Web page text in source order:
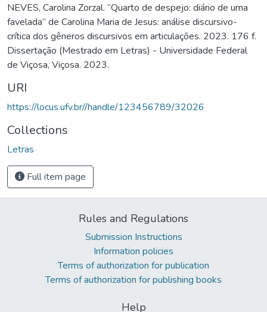
NEVES, Carolina Zorzal. “Quarto de despejo: diário de uma
favelada” de Carolina Maria de Jesus: análise discursivo-
crítica dos gêneros discursivos em articulações. 2023. 176 f.
Dissertação (Mestrado em Letras) - Universidade Federal
de Viçosa, Viçosa. 2023.
URI
https://locus.ufv.br//handle/123456789/32026
Collections
Letras
Full item page
Rules and Regulations
Submission Instructions
Information policies
Terms of authorization for publication
Terms of authorization for publishing books
Help